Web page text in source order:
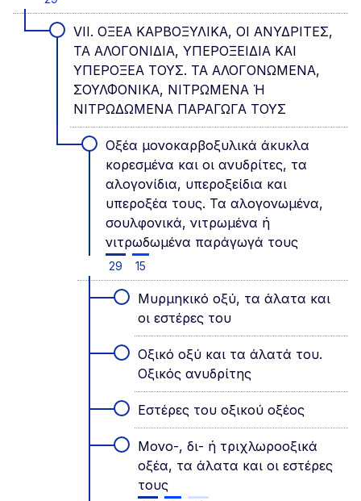
VII. ΟΞΕΑ ΚΑΡΒΟΞΥΛΙΚΑ, ΟΙ ΑΝΥΔΡΙΤΕΣ,
ΤΑ ΑΛΟΓΟΝΙΔΙΑ, ΥΠΕΡΟΞΕΙΔΙΑ ΚΑΙ
ΥΠΕΡΟΞΕΑ ΤΟΥΣ. ΤΑ ΑΛΟΓΟΝΩΜΕΝΑ,
ΣΟΥΛΦΟΝΙΚΑ, ΝΙΤΡΩΜΕΝΑ Ή
ΝΙΤΡΩΔΩΜΕΝΑ ΠΑΡΑΓΩΓΑ ΤΟΥΣ
Οξέα μονοκαρβοξυλικά άκυκλα
κορεσμένα και οι ανυδρίτες, τα
αλογονίδια, υπεροξείδια και
υπεροξέα τους. Τα αλογονωμένα,
σουλφονικά, νιτρωμένα ή
νιτρωδωμένα παράγωγά τους
29 15
Μυρμηκικό οξύ, τα άλατα και
οι εστέρες του
Οξικό οξύ και τα άλατά του.
Οξικός ανυδρίτης
Εστέρες του οξικού οξέος
Μονο-, δι- ή τριχλωροοξικά
οξέα, τα άλατα και οι εστέρες
τους